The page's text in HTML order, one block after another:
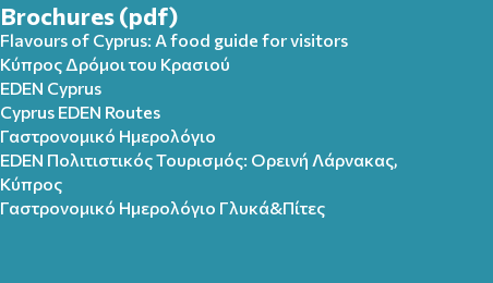
Brochures (pdf)
Flavours of Cyprus: A food guide for visitors
Κύπρος Δρόμοι του Κρασιού
EDEN Cyprus
Cyprus EDEN Routes
Γαστρονομικό Ημερολόγιο
EDEN Πολιτιστικός Τουρισμός: Ορεινή Λάρνακας,
Κύπρος
Γαστρονομικό Ημερολόγιo Γλυκά&Πίτες